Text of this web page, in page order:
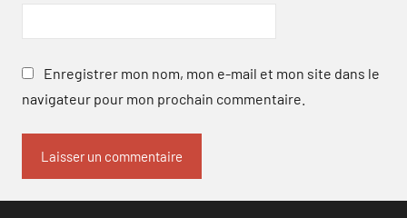
Enregistrer mon nom, mon e-mail et mon site dans le
navigateur pour mon prochain commentaire.